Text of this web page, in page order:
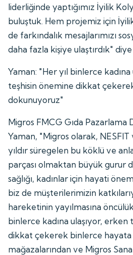
liderliğinde yaptığımız İyilik
buluştuk. Hem projemiz için
de farkındalık mesajlarımızı
daha fazla kişiye ulaştırdık"
Yaman: "Her yıl binlerce
teşhisin önemine dikkat
dokunuyoruz"
Migros FMCG Gıda
Yaman, "Migros olarak, NESFIT
yıldır süregelen bu köklü ve
parçası olmaktan büyük gurur
sağlığı, kadınlar için hayati
biz de müşterilerimizin
hareketinin yayılmasına
binlerce kadına ulaşıyor, erken
dikkat çekerek binlerce hayata
mağazalarından ve Migros